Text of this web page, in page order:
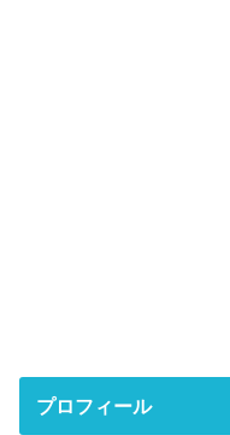
プロフィール